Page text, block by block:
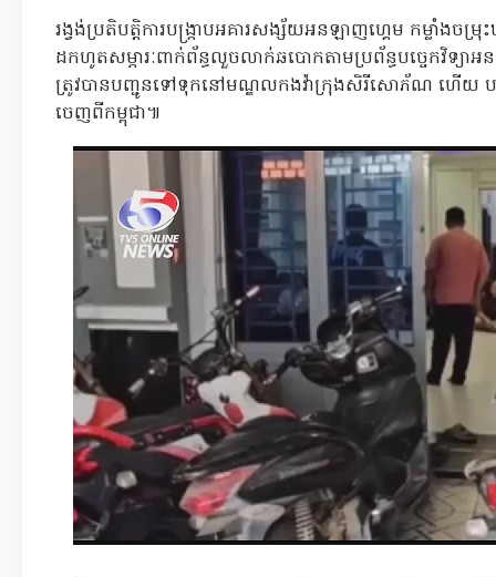
រង្វង់ប្រតិបត្តិការបង្ក្រាបអគារសង្ស័យអនឡាញហ្គេម កម្លាំង
ដកហូតសម្ភារៈពាក់ព័ន្ធលួចលាក់ឆបោកតាមប្រព័ន្ធបច្ចេកវិទ្
ត្រូវបានបញ្ជូនទៅទុកនៅមណ្ឌលកងវ៉ាក្រុងសិរីសោភ័ណ ហើយ បញ្
ចេញពីកម្ពុជា៕